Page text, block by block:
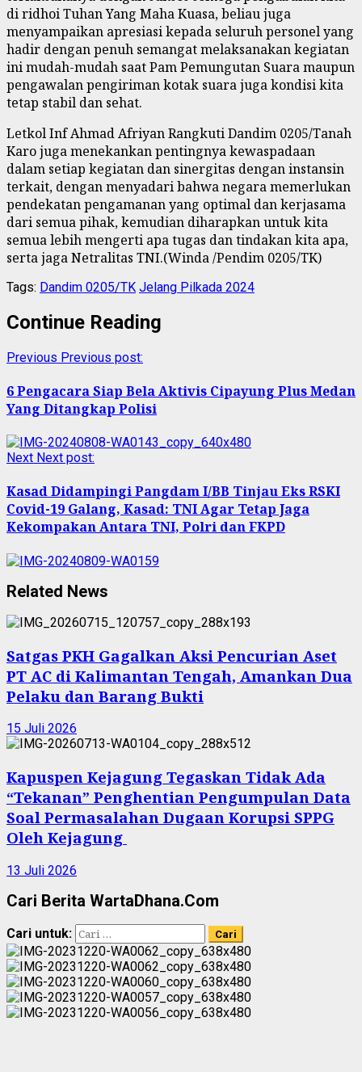
di ridhoi Tuhan Yang Maha Kuasa, beliau juga
menyampaikan apresiasi kepada seluruh personel yang
hadir dengan penuh semangat melaksanakan kegiatan
ini mudah-mudah saat Pam Pemungutan Suara maupun
pengawalan pengiriman kotak suara juga kondisi kita
tetap stabil dan sehat.
Letkol Inf Ahmad Afriyan Rangkuti Dandim 0205/Tanah
Karo juga menekankan pentingnya kewaspadaan
dalam setiap kegiatan dan sinergitas dengan instansin
terkait, dengan menyadari bahwa negara memerlukan
pendekatan pengamanan yang optimal dan kerjasama
dari semua pihak, kemudian diharapkan untuk kita
semua lebih mengerti apa tugas dan tindakan kita apa,
serta jaga Netralitas TNI.(Winda /Pendim 0205/TK)
Tags: Dandim 0205/TK Jelang Pilkada 2024
Continue Reading
Previous Previous post:
6 Pengacara Siap Bela Aktivis Cipayung Plus Medan
Yang Ditangkap Polisi
Next Next post:
Kasad Didampingi Pangdam I/BB Tinjau Eks RSKI
Covid-19 Galang, Kasad: TNI Agar Tetap Jaga
Kekompakan Antara TNI, Polri dan FKPD
Related News
Satgas PKH Gagalkan Aksi Pencurian Aset
PT AC di Kalimantan Tengah, Amankan Dua
Pelaku dan Barang Bukti
15 Juli 2026
Kapuspen Kejagung Tegaskan Tidak Ada
“Tekanan” Penghentian Pengumpulan Data
Soal Permasalahan Dugaan Korupsi SPPG
Oleh Kejagung
13 Juli 2026
Cari Berita WartaDhana.Com
Cari untuk: